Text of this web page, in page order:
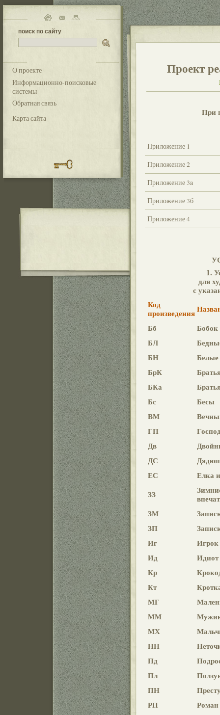
поиск по сайту
О проекте
Информационно-поисковые
системы
Обратная связь
Карта сайта
Проект
При
Приложение 1
Приложение 2
Приложение 3a
Приложение 3б
Приложение 4
1.
для
с
Код
произведения
Бб
Бобок
БЛ
БН
БрК
БКа
Бс
Бесы
ВМ
ГП
Дв
ДС
ЕС
Елка
ЗЗ
ЗМ
ЗП
Иг
Игрок
Ид
Идиот
Кр
Кт
МГ
ММ
МХ
НН
Пд
Пл
ПН
РП
Роман